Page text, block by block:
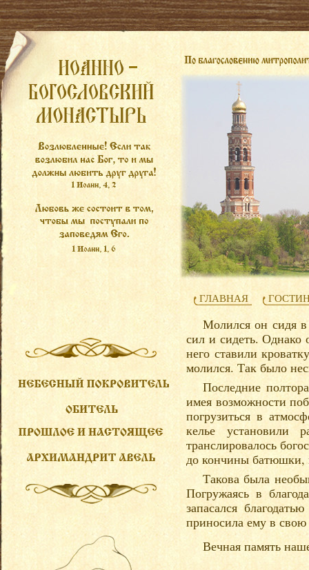
ГЛАВНАЯ
Молился он сидя
сил и сидеть. Однако
него ставили
молился. Так было
Последние
имея возможности
погрузиться в
келье установили
транслировалось
до кончины батюшки,
Такова была
Погружаясь в
запасался
приносила ему в
Вечная память